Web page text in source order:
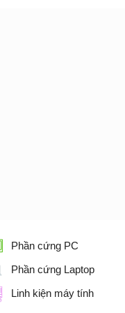
Phần cứng PC
Phần cứng Laptop
Linh kiện máy tính